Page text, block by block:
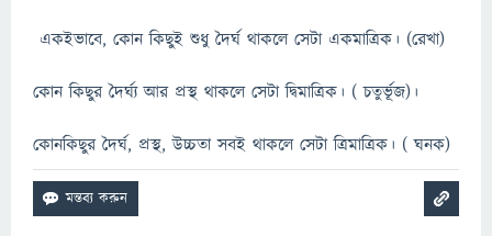
একইভাবে, কোন কিছুই শুধু দৈর্ঘ থাকলে সেটা একমাত্রিক। (রেখা)
কোন কিছুর দৈর্ঘ্য আর প্রস্থ থাকলে সেটা দ্বিমাত্রিক। ( চতুর্ভূজ)।
কোনকিছুর দৈর্ঘ, প্রস্থ, উচ্চতা সবই থাকলে সেটা ত্রিমাত্রিক। ( ঘনক)